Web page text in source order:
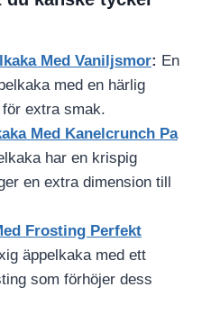
Med Vaniljsmor: En
med en härlig
extra smak.
Med Kanelcrunch Pa
har en krispig
en extra dimension till
Frosting Perfekt
äppelkaka med ett
som förhöjer dess